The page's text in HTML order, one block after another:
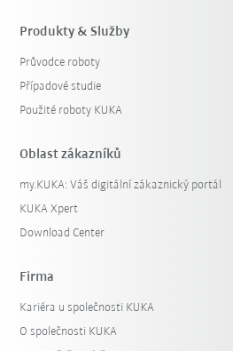
Produkty & Služby
Průvodce roboty
Případové studie
Použité roboty KUKA
Oblast zákazníků
my.KUKA: Váš digitální zákaznický portál
KUKA Xpert
Download Center
Firma
Kariéra u společnosti KUKA
O společnosti KUKA